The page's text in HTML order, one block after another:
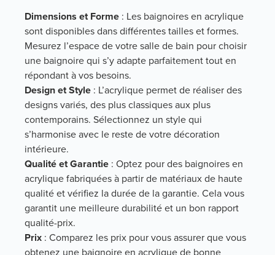
Dimensions et Forme : Les baignoires en acrylique
sont disponibles dans différentes tailles et formes.
Mesurez l’espace de votre salle de bain pour choisir
une baignoire qui s’y adapte parfaitement tout en
répondant à vos besoins.
Design et Style : L’acrylique permet de réaliser des
designs variés, des plus classiques aux plus
contemporains. Sélectionnez un style qui
s’harmonise avec le reste de votre décoration
intérieure.
Qualité et Garantie : Optez pour des baignoires en
acrylique fabriquées à partir de matériaux de haute
qualité et vérifiez la durée de la garantie. Cela vous
garantit une meilleure durabilité et un bon rapport
qualité-prix.
Prix : Comparez les prix pour vous assurer que vous